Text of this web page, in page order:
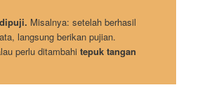
Misalnya: setelah berhasil
langsung berikan pujian.
perlu ditambahi tepuk tangan